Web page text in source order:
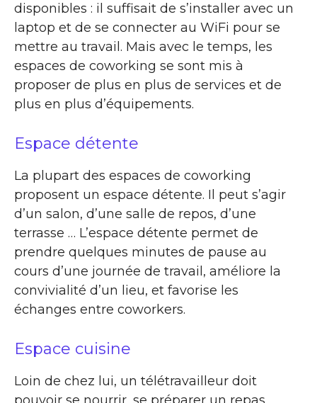
disponibles : il suffisait de s’installer avec un
laptop et de se connecter au WiFi pour se
mettre au travail. Mais avec le temps, les
espaces de coworking se sont mis à
proposer de plus en plus de services et de
plus en plus d’équipements.
Espace détente
La plupart des espaces de coworking
proposent un espace détente. Il peut s’agir
d’un salon, d’une salle de repos, d’une
terrasse … L’espace détente permet de
prendre quelques minutes de pause au
cours d’une journée de travail, améliore la
convivialité d’un lieu, et favorise les
échanges entre coworkers.
Espace cuisine
Loin de chez lui, un télétravailleur doit
pouvoir se nourrir, se préparer un repas,